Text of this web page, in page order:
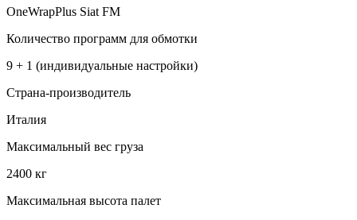
OneWrapPlus Siat FM
Количество программ для обмотки
9 + 1 (индивидуальные настройки)
Страна-производитель
Италия
Максимальный вес груза
2400 кг
Максимальная высота палет